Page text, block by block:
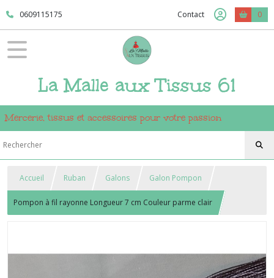
0609115175 Contact 0
La Malle aux Tissus 61
Mercerie, tissus et accessoires pour votre passion
Accueil Ruban Galons Galon Pompon
Pompon à fil rayonne Longueur 7 cm Couleur parme clair